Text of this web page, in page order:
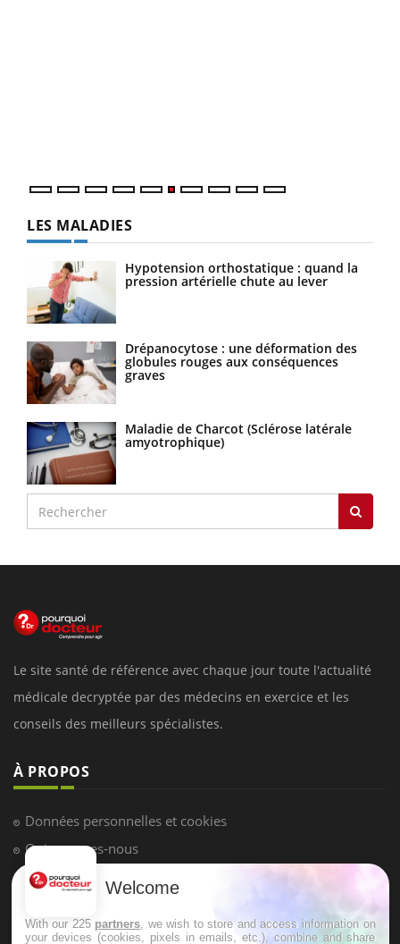
LES MALADIES
Hypotension orthostatique : quand la
pression artérielle chute au lever
Drépanocytose : une déformation des
globules rouges aux conséquences
graves
Maladie de Charcot (Sclérose latérale
amyotrophique)
Le site santé de référence avec chaque jour toute l'actualité
médicale decryptée par des médecins en exercice et les
conseils des meilleurs spécialistes.
À PROPOS
Données personnelles et cookies
Qui sommes-nous
Conditions d'utilisation
Mentions Légales
Welcome
With our 225 partners , we wish to store and access information on
your devices (cookies, pixels in emails, etc.), combine and share